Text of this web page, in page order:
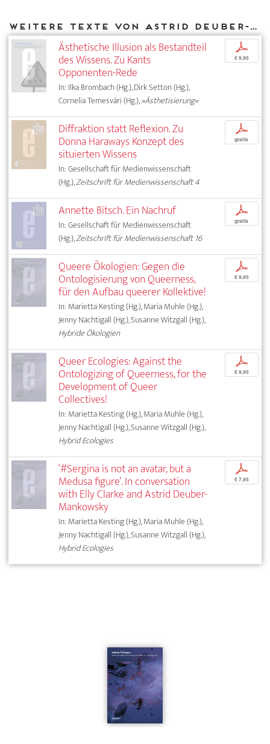
Weitere Texte von Astrid Deuber-Mankowsky bei DIAPHANES
Ästhetische Illusion als Bestandteil
des Wissens. Zu Kants
Opponenten-Rede
In: Ilka Brombach (Hg.), Dirk Setton (Hg.),
Cornelia Temesvári (Hg.),»Ästhetisierung«
p
€ 9,95
Diffraktion statt Reflexion. Zu
Donna Haraways Konzept des
situierten Wissens
In: Gesellschaft für Medienwissenschaft
(Hg.),Zeitschrift für Medienwissenschaft 4
p
gratis
Annette Bitsch. Ein Nachruf
In: Gesellschaft für Medienwissenschaft
(Hg.),Zeitschrift für Medienwissenschaft 16
p
gratis
Queere Ökologien: Gegen die
Ontologisierung von Queerness,
für den Aufbau queerer Kollektive!
In: Marietta Kesting (Hg.), Maria Muhle (Hg.),
Jenny Nachtigall (Hg.), Susanne Witzgall (Hg.),
Hybride Ökologien
p
€ 9,95
Queer Ecologies: Against the
Ontologizing of Queerness, for the
Development of Queer
Collectives!
In: Marietta Kesting (Hg.), Maria Muhle (Hg.),
Jenny Nachtigall (Hg.), Susanne Witzgall (Hg.),
Hybrid Ecologies
p
€ 9,95
‘#Sergina is not an avatar, but a
Medusa figure’. In conversation
with Elly Clarke and Astrid Deuber-
Mankowsky
In: Marietta Kesting (Hg.), Maria Muhle (Hg.),
Jenny Nachtigall (Hg.), Susanne Witzgall (Hg.),
Hybrid Ecologies
p
€ 7,95